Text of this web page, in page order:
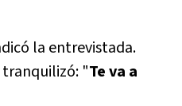
la entrevistada.
tranquilizó: "Te va a